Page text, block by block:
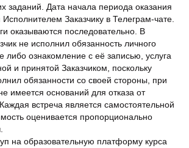
заданий. Дата начала периода оказания
Заказчику в Телеграм-чате.
последовательно. В
не исполнил обязанность личного
либо ознакомление с её записью, услуга
и принятой Заказчиком, поскольку
обязанности со своей стороны, при
имеется оснований для отказа от
встреча является самостоятельной
оценивается пропорционально
платформу курса